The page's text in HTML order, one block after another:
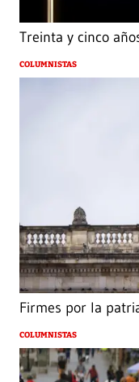
Treinta y cinco
COLUMNISTAS
Firmes por la
COLUMNISTAS